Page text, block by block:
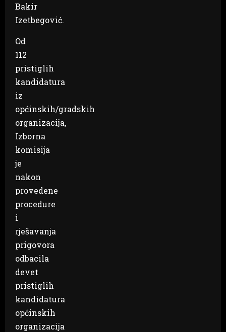
Bakir
Izetbegović.
Od
112
pristiglih
kandidatura
iz
općinskih/gradskih
organizacija,
Izborna
komisija
je
nakon
provedene
procedure
i
rješavanja
prigovora
odbacila
devet
pristiglih
kandidatura
općinskih
organizacija